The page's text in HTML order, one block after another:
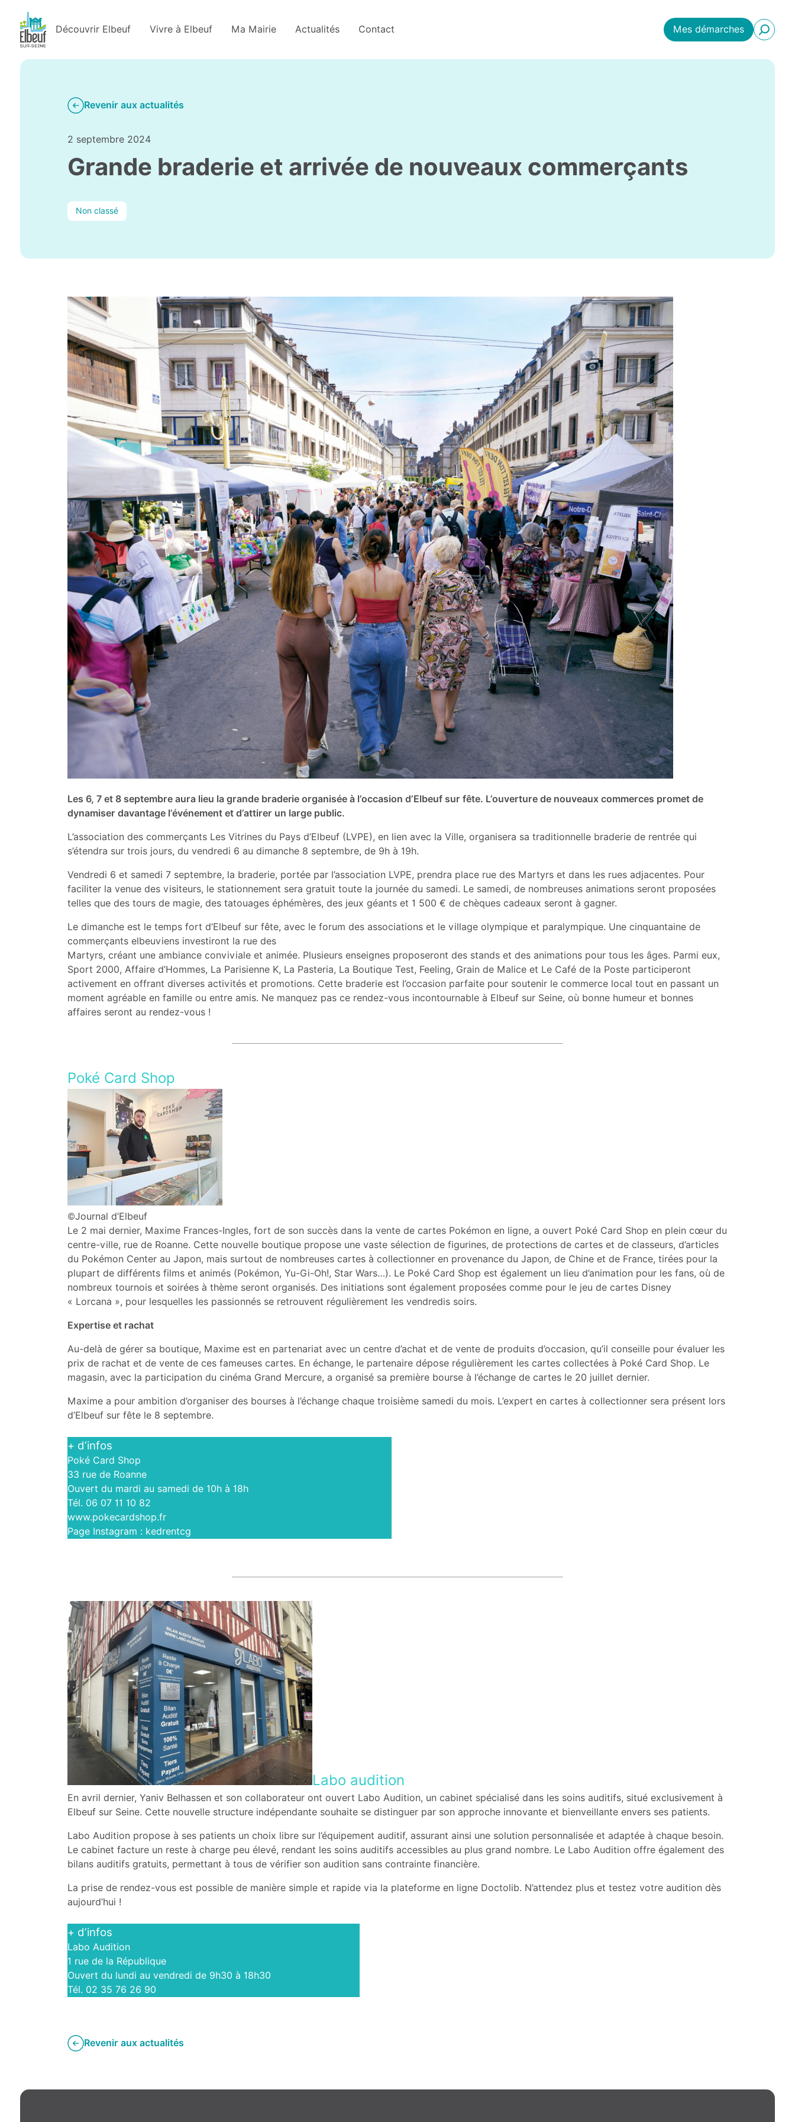
Découvrir Elbeuf Vivre à Elbeuf Ma Mairie Actualités Contact Mes démarches
Revenir aux actualités
2 septembre 2024
Grande braderie et arrivée de nouveaux commerçants
Non classé
Les 6, 7 et 8 septembre aura lieu la grande braderie organisée à l’occasion d’Elbeuf sur fête. L’ouverture de nouveaux commerces promet de
dynamiser davantage l’événement et d’attirer un large public.
L’association des commerçants Les Vitrines du Pays d’Elbeuf (LVPE), en lien avec la Ville, organisera sa traditionnelle braderie de rentrée qui
s’étendra sur trois jours, du vendredi 6 au dimanche 8 septembre, de 9h à 19h.
Vendredi 6 et samedi 7 septembre, la braderie, portée par l’association LVPE, prendra place rue des Martyrs et dans les rues adjacentes. Pour
faciliter la venue des visiteurs, le stationnement sera gratuit toute la journée du samedi. Le samedi, de nombreuses animations seront proposées
telles que des tours de magie, des tatouages éphémères, des jeux géants et 1 500 € de chèques cadeaux seront à gagner.
Le dimanche est le temps fort d’Elbeuf sur fête, avec le forum des associations et le village olympique et paralympique. Une cinquantaine de
commerçants elbeuviens investiront la rue des
Martyrs, créant une ambiance conviviale et animée. Plusieurs enseignes proposeront des stands et des animations pour tous les âges. Parmi eux,
Sport 2000, Affaire d’Hommes, La Parisienne K, La Pasteria, La Boutique Test, Feeling, Grain de Malice et Le Café de la Poste participeront
activement en offrant diverses activités et promotions. Cette braderie est l’occasion parfaite pour soutenir le commerce local tout en passant un
moment agréable en famille ou entre amis. Ne manquez pas ce rendez-vous incontournable à Elbeuf sur Seine, où bonne humeur et bonnes
affaires seront au rendez-vous !
Poké Card Shop
©Journal d’Elbeuf
Le 2 mai dernier, Maxime Frances-Ingles, fort de son succès dans la vente de cartes Pokémon en ligne, a ouvert Poké Card Shop en plein cœur du
centre-ville, rue de Roanne. Cette nouvelle boutique propose une vaste sélection de figurines, de protections de cartes et de classeurs, d’articles
du Pokémon Center au Japon, mais surtout de nombreuses cartes à collectionner en provenance du Japon, de Chine et de France, tirées pour la
plupart de différents films et animés (Pokémon, Yu-Gi-Oh!, Star Wars…). Le Poké Card Shop est également un lieu d’animation pour les fans, où de
nombreux tournois et soirées à thème seront organisés. Des initiations sont également proposées comme pour le jeu de cartes Disney
« Lorcana », pour lesquelles les passionnés se retrouvent régulièrement les vendredis soirs.
Expertise et rachat
Au-delà de gérer sa boutique, Maxime est en partenariat avec un centre d’achat et de vente de produits d’occasion, qu’il conseille pour évaluer les
prix de rachat et de vente de ces fameuses cartes. En échange, le partenaire dépose régulièrement les cartes collectées à Poké Card Shop. Le
magasin, avec la participation du cinéma Grand Mercure, a organisé sa première bourse à l’échange de cartes le 20 juillet dernier.
Maxime a pour ambition d’organiser des bourses à l’échange chaque troisième samedi du mois. L’expert en cartes à collectionner sera présent lors
d’Elbeuf sur fête le 8 septembre.
+ d’infos
Poké Card Shop
33 rue de Roanne
Ouvert du mardi au samedi de 10h à 18h
Tél. 06 07 11 10 82
www.pokecardshop.fr
Page Instagram : kedrentcg
Labo audition
En avril dernier, Yaniv Belhassen et son collaborateur ont ouvert Labo Audition, un cabinet spécialisé dans les soins auditifs, situé exclusivement à
Elbeuf sur Seine. Cette nouvelle structure indépendante souhaite se distinguer par son approche innovante et bienveillante envers ses patients.
Labo Audition propose à ses patients un choix libre sur l’équipement auditif, assurant ainsi une solution personnalisée et adaptée à chaque besoin.
Le cabinet facture un reste à charge peu élevé, rendant les soins auditifs accessibles au plus grand nombre. Le Labo Audition offre également des
bilans auditifs gratuits, permettant à tous de vérifier son audition sans contrainte financière.
La prise de rendez-vous est possible de manière simple et rapide via la plateforme en ligne Doctolib. N’attendez plus et testez votre audition dès
aujourd’hui !
+ d’infos
Labo Audition
1 rue de la République
Ouvert du lundi au vendredi de 9h30 à 18h30
Tél. 02 35 76 26 90
Revenir aux actualités